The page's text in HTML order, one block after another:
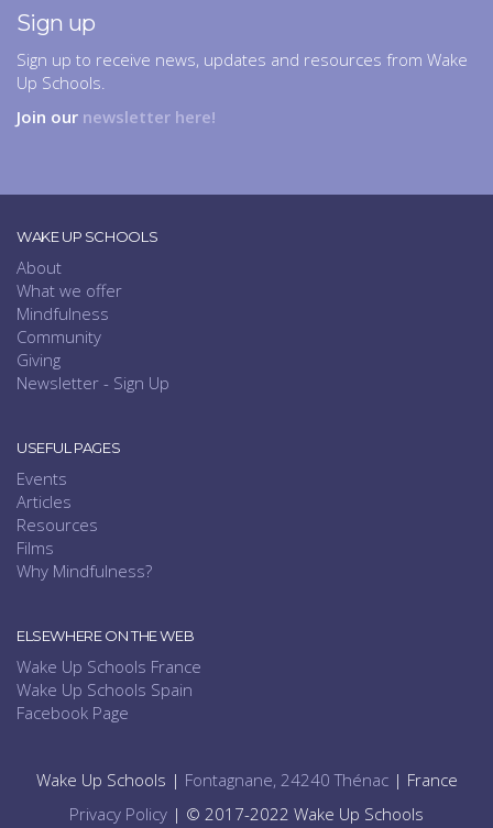
Sign up
Sign up to receive news, updates and resources from Wake
Up Schools.
Join our newsletter here!
WAKE UP SCHOOLS
About
What we offer
Mindfulness
Community
Giving
Newsletter - Sign Up
USEFUL PAGES
Events
Articles
Resources
Films
Why Mindfulness?
ELSEWHERE ON THE WEB
Wake Up Schools France
Wake Up Schools Spain
Facebook Page
Wake Up Schools | Fontagnane, 24240 Thénac| France
Privacy Policy | © 2017-2022 Wake Up Schools